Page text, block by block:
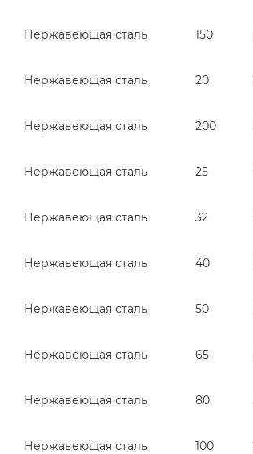
Нержавеющая сталь 150
Нержавеющая сталь 20
Нержавеющая сталь 200
Нержавеющая сталь 25
Нержавеющая сталь 32
Нержавеющая сталь 40
Нержавеющая сталь 50
Нержавеющая сталь 65
Нержавеющая сталь 80
Нержавеющая сталь 100